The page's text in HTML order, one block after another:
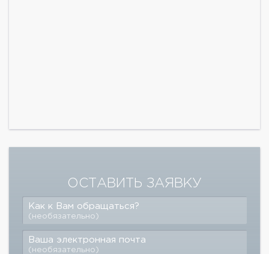
ОСТАВИТЬ ЗАЯВКУ
Как к Вам обращаться?
(необязательно)
Ваша электронная почта
(необязательно)